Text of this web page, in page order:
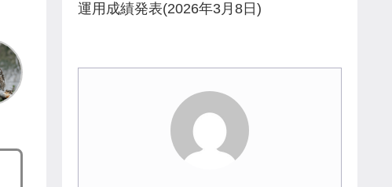
運用成績発表(2026年3月8日)